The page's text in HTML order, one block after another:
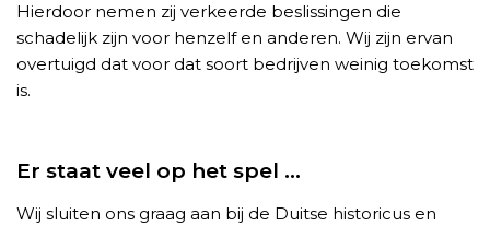
Hierdoor nemen zij verkeerde beslissingen die
schadelijk zijn voor henzelf en anderen. Wij zijn ervan
overtuigd dat voor dat soort bedrijven weinig toekomst
is.
Er staat veel op het spel ...
Wij sluiten ons graag aan bij de Duitse historicus en